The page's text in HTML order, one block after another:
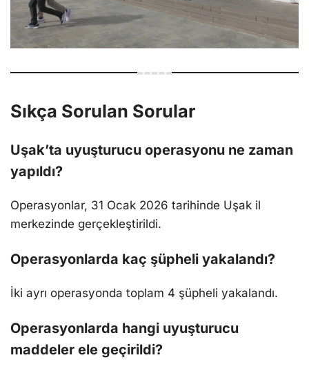
Sıkça Sorulan Sorular
Uşak’ta uyuşturucu operasyonu ne zaman
yapıldı?
Operasyonlar, 31 Ocak 2026 tarihinde Uşak il
merkezinde gerçekleştirildi.
Operasyonlarda kaç şüpheli yakalandı?
İki ayrı operasyonda toplam 4 şüpheli yakalandı.
Operasyonlarda hangi uyuşturucu
maddeler ele geçirildi?